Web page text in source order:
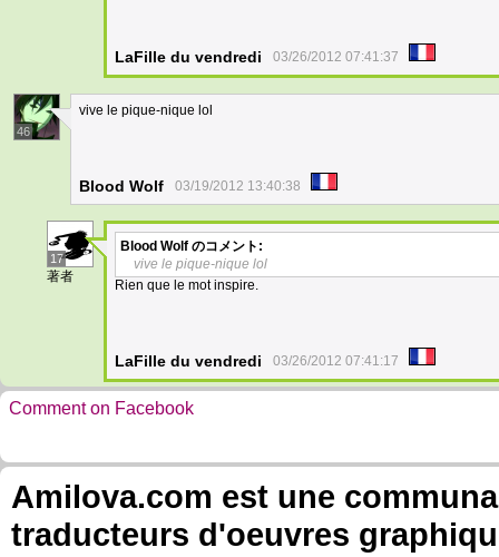
LaFille du vendredi 03/26/2012 07:41:37
46
vive le pique-nique lol
Blood Wolf 03/19/2012 13:40:38
17
著者
Blood Wolf のコメント:
vive le pique-nique lol
Rien que le mot inspire.
LaFille du vendredi 03/26/2012 07:41:17
Comment on Facebook
Amilova.com est une
traducteurs d'oeuvres